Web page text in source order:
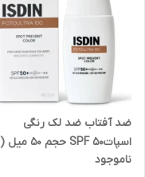
ضد آفتاب ضد لک رنگی
اسپاتSPF 50 حجم 50 میل (
بسته بندی جدید )
ناموجود